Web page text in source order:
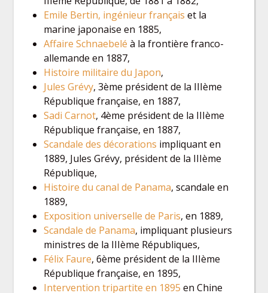
Emile Bertin, ingénieur français et la
marine japonaise en 1885,
Affaire Schnaebelé à la frontière franco-
allemande en 1887,
Histoire militaire du Japon,
Jules Grévy, 3ème président de la IIIème
République française, en 1887,
Sadi Carnot, 4ème président de la IIIème
République française, en 1887,
Scandale des décorations impliquant en
1889, Jules Grévy, président de la IIIème
République,
Histoire du canal de Panama, scandale en
1889,
Exposition universelle de Paris, en 1889,
Scandale de Panama, impliquant plusieurs
ministres de la IIIème Républiques,
Félix Faure, 6ème président de la IIIème
République française, en 1895,
Intervention tripartite en 1895 en Chine